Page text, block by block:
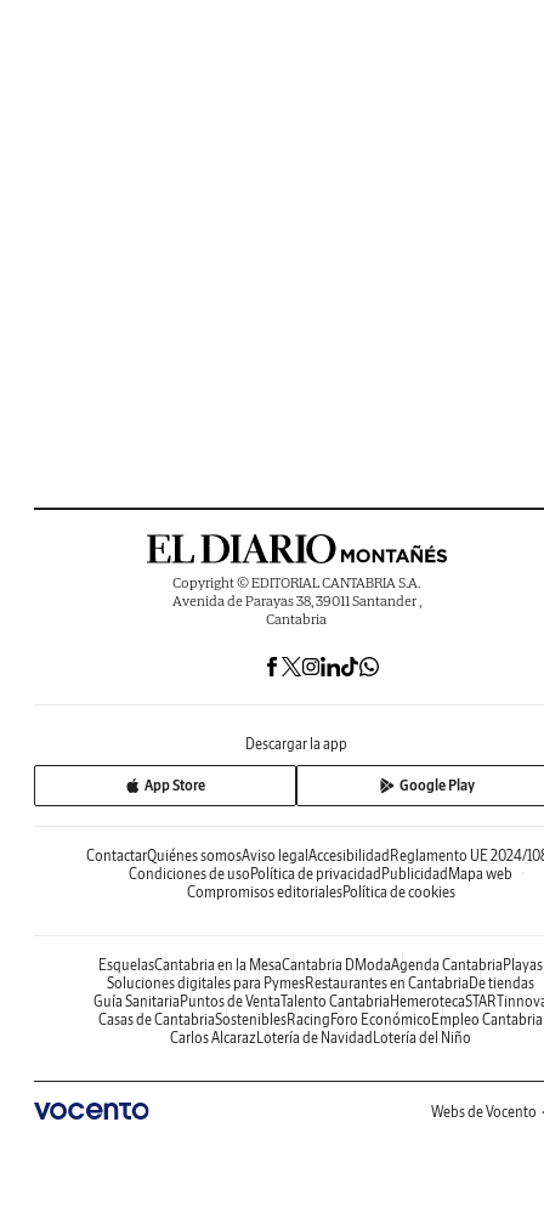
Copyright © EDITORIAL CANTABRIA S.A.
Avenida de Parayas 38, 39011 Santander ,
Cantabria
Descargar la app
App Store Google Play
ContactarQuiénes somosAviso legalAccesibilidadReglamento UE 2024/
Condiciones de usoPolítica de privacidadPublicidadMapa web
Compromisos editorialesPolítica de cookies
EsquelasCantabria en la MesaCantabria DModaAgenda CantabriaPlayas
Soluciones digitales para PymesRestaurantes en CantabriaDe tiendas
Guía SanitariaPuntos de VentaTalento CantabriaHemeroteca
Casas de CantabriaSosteniblesRacingForo EconómicoEmpleo Cantabria
Carlos AlcarazLotería de NavidadLotería del Niño
Webs de Vocento